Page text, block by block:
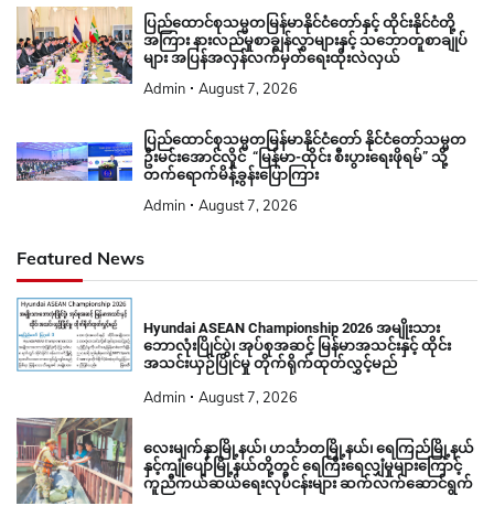
ပြည်ထောင်စုသမ္မတမြန်မာနိုင်ငံတော်နှင့် ထိုင်းနိုင်ငံတို့
အကြား နားလည်မှုစာချွန်လွှာများနှင့် သဘောတူစာချုပ်
များ အပြန်အလှန်လက်မှတ်ရေးထိုးလဲလှယ်
Admin August 7, 2026
ပြည်ထောင်စုသမ္မတမြန်မာနိုင်ငံတော် နိုင်ငံတော်သမ္မတ
ဦးမင်းအောင်လှိုင် “မြန်မာ-ထိုင်း စီးပွားရေးဖိုရမ်” သို့
တက်ရောက်မိန့်ခွန်းပြောကြား
Admin August 7, 2026
Featured News
Hyundai ASEAN Championship 2026 အမျိုးသား
ဘောလုံးပြိုင်ပွဲ၊ အုပ်စုအဆင့် မြန်မာအသင်းနှင့် ထိုင်း
အသင်းယှဉ်ပြိုင်မှု တိုက်ရိုက်ထုတ်လွှင့်မည်
Admin August 7, 2026
လေးမျက်နှာမြို့နယ်၊ ဟင်္သာတမြို့နယ်၊ ရေကြည်မြို့နယ်
နှင့်ကျုံပျော်မြို့နယ်တို့တွင် ရေကြီးရေလျှံမှုများကြောင့်
ကူညီကယ်ဆယ်ရေးလုပ်ငန်းများ ဆက်လက်ဆောင်ရွက်